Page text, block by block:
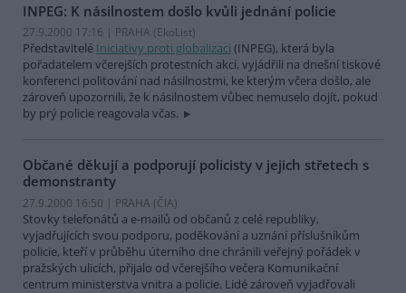
INPEG: K násilnostem došlo kvůli jednání policie
27.9.2000 17:16 | PRAHA (EkoList)
Představitelé Iniciativy proti globalizaci (INPEG), která byla
pořadatelem včerejších protestních akcí, vyjádřili na dnešní tiskové
konferenci politování nad násilnostmi, ke kterým včera došlo, ale
zároveň upozornili, že k násilnostem vůbec nemuselo dojít, pokud
by prý policie reagovala včas.
Občané děkují a podporují policisty v jejich střetech s
demonstranty
27.9.2000 16:50 | PRAHA (ČIA)
Stovky telefonátů a e-mailů od občanů z celé republiky,
vyjadřujících svou podporu, poděkování a uznání příslušníkům
policie, kteří v průběhu úterního dne chránili veřejný pořádek v
pražských ulicích, přijalo od včerejšího večera Komunikační
centrum ministerstva vnitra a policie. Lidé zároveň vyjadřovali